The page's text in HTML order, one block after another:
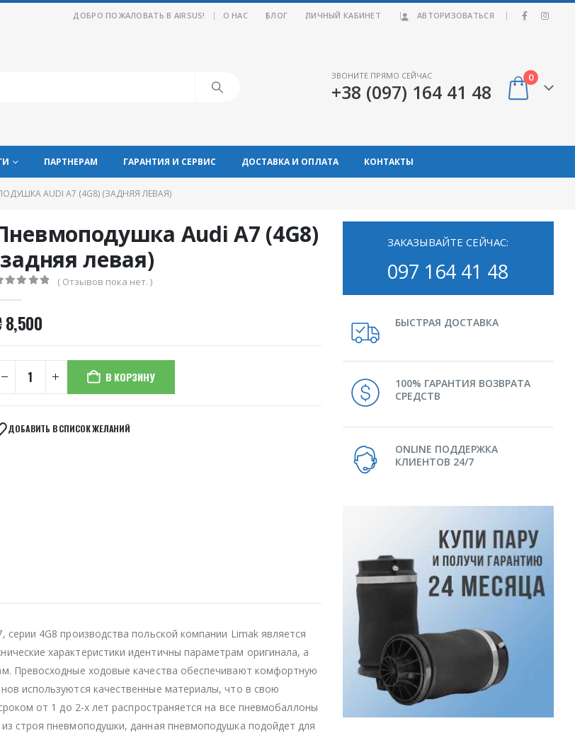
ДОБРО ПОЖАЛОВАТЬ В AIRSUS! | О НАС БЛОГ ЛИЧНЫЙ КАБИНЕТ АВТОРИЗОВАТЬСЯ |
ЗВОНИТЕ ПРЯМО СЕЙЧАС
+38 (097) 164 41 48
0
ПАРТНЕРАМ ГАРАНТИЯ И СЕРВИС ДОСТАВКА И ОПЛАТА КОНТАКТЫ
AUDI A7 (4G8) (ЗАДНЯЯ ЛЕВАЯ)
Audi A7 (4G8)
левая)
( Отзывов пока нет. )
8,500
В КОРЗИНУ
ДОБАВИТЬ В СПИСОК ЖЕЛАНИЙ
4G8 производства польской компании Limak является
характеристики идентичны параметрам оригинала, а
Превосходные ходовые качества обеспечивают комфортную
используются качественные материалы, что в свою
от 1 до 2-х лет распространяется на все пневмобаллоны
строя пневмоподушки, данная пневмоподушка подойдет для
ЗАКАЗЫВАЙТЕ СЕЙЧАС:
097 164 41 48
БЫСТРАЯ ДОСТАВКА
100% ГАРАНТИЯ ВОЗВРАТА
СРЕДСТВ
ONLINE ПОДДЕРЖКА
КЛИЕНТОВ 24/7